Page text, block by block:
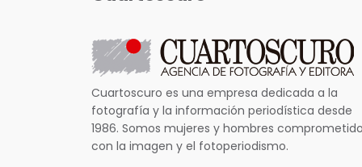
Cuartoscuro es una empresa dedicada a la
fotografía y la información periodística desde
1986. Somos mujeres y hombres
con la imagen y el fotoperiodismo.